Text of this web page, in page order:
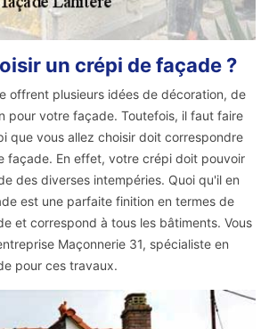
un crépi de façade ?
offrent plusieurs idées de décoration, de
pour votre façade. Toutefois, il faut faire
que vous allez choisir doit correspondre
façade. En effet, votre crépi doit pouvoir
des diverses intempéries. Quoi qu'il en
est une parfaite finition en termes de
et correspond à tous les bâtiments. Vous
Maçonnerie 31, spécialiste en
pour ces travaux.